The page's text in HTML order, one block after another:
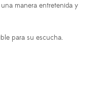
manera entretenida y
para su escucha.